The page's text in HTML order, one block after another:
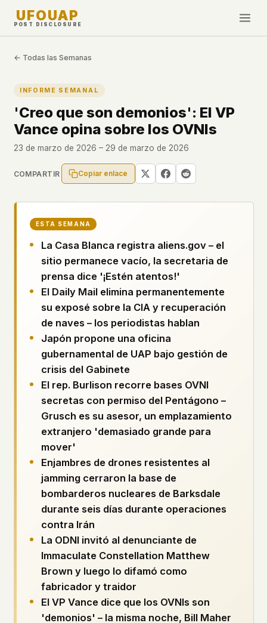
UFOUAP
POST DISCLOSURE
INVESTIGATE
All Articles
Topics & Tags
U.S. Govt Feed
Esta Semana
Novedades
Avistamientos
Expedientes
Politicians
Enviar un Informe
English Español
Français
Português
WHAT WE DON'T USE
Google Analytics
✕Fingerprinting
✕ Third-party scripts
✕External fonts or CDNs
✕Ad networks
✕ User accounts
This is a static website. Every page is a plain
HTML file served directly from our server. When
you read an article, no server-side code
executes. No database query fires. No profile is
built. No session is created.
Even our search runs entirely in your browser.
Our fonts are self-hosted. Nothing is loaded from
Google, Facebook, Amazon, Cloudflare, or any
other third party. When you visit UFOUAP, the
only server that knows is ours.
exactly what you type – nothing else. No IP
address, no device info, no metadata.
WHAT THIS COSTS US
We have no idea how many people read this
site. We don't know which articles are popular.
We can't tell where our readers come from,
what devices they use, or whether they come
back. Every other news site has this data. We
chose not to.
We think the tradeoff is worth it. The UFO/UAP
topic attracts government attention, and the
people reading about it deserve to do so without
← Todas las Semanas
INFORME SEMANAL
'Creo que son demonios': El VP
Vance opina sobre los OVNIs
23 de marzo de 2026 – 29 de marzo de 2026
COMPARTIR Copiar enlace
ESTA SEMANA
La Casa Blanca registra aliens.gov – el
sitio permanece vacío, la secretaria de
prensa dice '¡Estén atentos!'
El Daily Mail elimina permanentemente
su exposé sobre la CIA y recuperación
de naves – los periodistas hablan
Japón propone una oficina
gubernamental de UAP bajo gestión de
crisis del Gabinete
El rep. Burlison recorre bases OVNI
secretas con permiso del Pentágono –
Grusch es su asesor, un emplazamiento
extranjero 'demasiado grande para
mover'
Enjambres de drones resistentes al
jamming cerraron la base de
bombarderos nucleares de Barksdale
durante seis días durante operaciones
contra Irán
La ODNI invitó al denunciante de
Immaculate Constellation Matthew
Brown y luego lo difamó como
fabricador y traidor
El VP Vance dice que los OVNIs son
'demonios' – la misma noche, Bill Maher